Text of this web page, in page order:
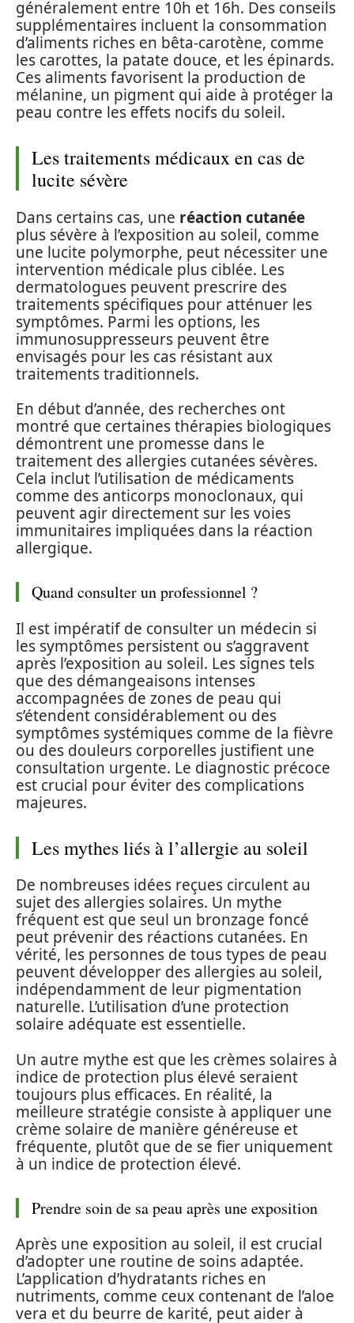
généralement entre 10h et 16h. Des conseils
supplémentaires incluent la consommation
d’aliments riches en bêta-carotène, comme
les carottes, la patate douce, et les épinards.
Ces aliments favorisent la production de
mélanine, un pigment qui aide à protéger la
peau contre les effets nocifs du soleil.
Les traitements médicaux en cas de
lucite sévère
Dans certains cas, une réaction cutanée
plus sévère à l’exposition au soleil, comme
une lucite polymorphe, peut nécessiter une
intervention médicale plus ciblée. Les
dermatologues peuvent prescrire des
traitements spécifiques pour atténuer les
symptômes. Parmi les options, les
immunosuppresseurs peuvent être
envisagés pour les cas résistant aux
traitements traditionnels.
En début d’année, des recherches ont
montré que certaines thérapies biologiques
démontrent une promesse dans le
traitement des allergies cutanées sévères.
Cela inclut l’utilisation de médicaments
comme des anticorps monoclonaux, qui
peuvent agir directement sur les voies
immunitaires impliquées dans la réaction
allergique.
Quand consulter un professionnel ?
Il est impératif de consulter un médecin si
les symptômes persistent ou s’aggravent
après l’exposition au soleil. Les signes tels
que des démangeaisons intenses
accompagnées de zones de peau qui
s’étendent considérablement ou des
symptômes systémiques comme de la fièvre
ou des douleurs corporelles justifient une
consultation urgente. Le diagnostic précoce
est crucial pour éviter des complications
majeures.
Les mythes liés à l’allergie au soleil
De nombreuses idées reçues circulent au
sujet des allergies solaires. Un mythe
fréquent est que seul un bronzage foncé
peut prévenir des réactions cutanées. En
vérité, les personnes de tous types de peau
peuvent développer des allergies au soleil,
indépendamment de leur pigmentation
naturelle. L’utilisation d’une protection
solaire adéquate est essentielle.
Un autre mythe est que les crèmes solaires à
indice de protection plus élevé seraient
toujours plus efficaces. En réalité, la
meilleure stratégie consiste à appliquer une
crème solaire de manière généreuse et
fréquente, plutôt que de se fier uniquement
à un indice de protection élevé.
Prendre soin de sa peau après une exposition
Après une exposition au soleil, il est crucial
d’adopter une routine de soins adaptée.
L’application d’hydratants riches en
nutriments, comme ceux contenant de l’aloe
vera et du beurre de karité, peut aider à